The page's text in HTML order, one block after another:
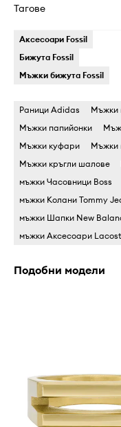
Тагове
Аксесоари Fossil
Бижута Fossil
Мъжки бижута Fossil
Раници Adidas Мъжки
Мъжки папийонки
Мъжки куфари
Мъжки
Мъжки кръгли шалове
мъжки Часовници Boss
мъжки Колани Tommy
мъжки Шапки New
мъжки Аксесоари
Подобни модели